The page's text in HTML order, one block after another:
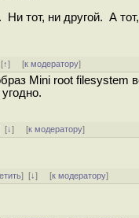
тот, ни другой. А
↑] [к модератору]
Mini root filesystem
[↓] [к модератору]
][↓] [к модератору]